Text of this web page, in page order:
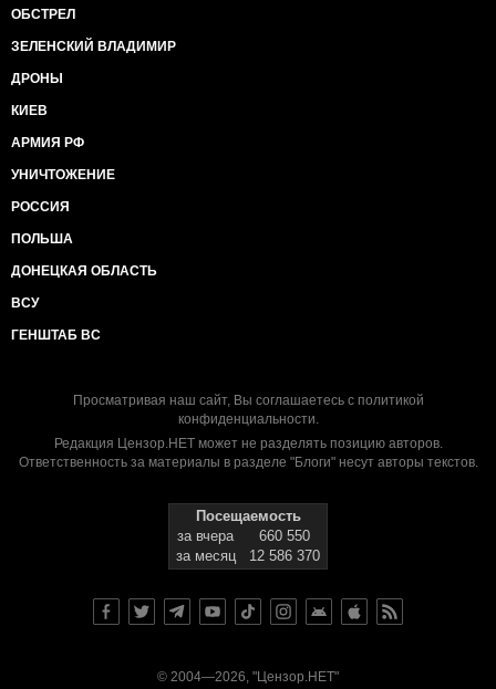
ОБСТРЕЛ
ЗЕЛЕНСКИЙ ВЛАДИМИР
ДРОНЫ
КИЕВ
АРМИЯ РФ
УНИЧТОЖЕНИЕ
РОССИЯ
ПОЛЬША
ДОНЕЦКАЯ ОБЛАСТЬ
ВСУ
ГЕНШТАБ ВС
Просматривая наш сайт, Вы соглашаетесь с политикой
конфиденциальности.
Редакция Цензор.НЕТ может не разделять позицию авторов.
Ответственность за материалы в разделе "Блоги" несут авторы текстов.
Посещаемость
за вчера
660 550
за месяц
12 586 370
© 2004—2026, "Цензор.НЕТ"